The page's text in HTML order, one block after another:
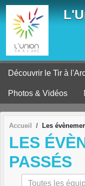
Découvrir le Tir à
Photos & Vidéos
Accueil Les
LES
PASSÉS
Panneau de gestion